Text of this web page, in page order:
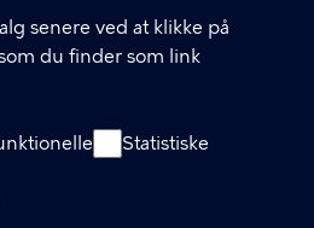
senere ved at klikke på
du finder som link
Statistiske